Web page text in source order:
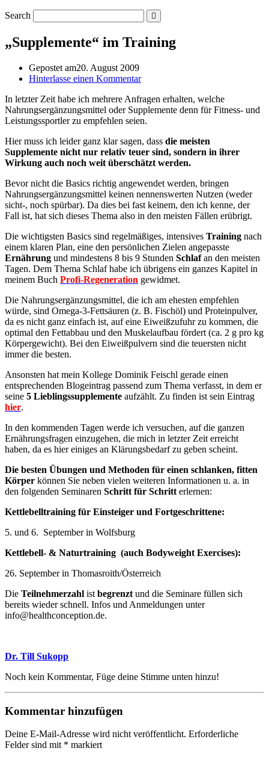
Search
„Supplemente“ im Training
Gepostet am20. August 2009
Hinterlasse einen Kommentar
In letzter Zeit habe ich mehrere Anfragen erhalten, welche
Nahrungsergänzungsmittel oder Supplemente denn für Fitness- und
Leistungssportler zu empfehlen seien.
Hier muss ich leider ganz klar sagen, dass die meisten
Supplemente nicht nur relativ teuer sind, sondern in ihrer
Wirkung auch noch weit überschätzt werden.
Bevor nicht die Basics richtig angewendet werden, bringen
Nahrungsergänzungsmittel keinen nennenswerten Nutzen (weder
sicht-, noch spürbar). Da dies bei fast keinem, den ich kenne, der
Fall ist, hat sich dieses Thema also in den meisten Fällen erübrigt.
Die wichtigsten Basics sind regelmäßiges, intensives Training nach
einem klaren Plan, eine den persönlichen Zielen angepasste
Ernährung und mindestens 8 bis 9 Stunden Schlafan den meisten
Tagen. Dem Thema Schlaf habe ich übrigens ein ganzes Kapitel in
meinem Buch Profi-Regeneration gewidmet.
Die Nahrungsergänzungsmittel, die ich am ehesten empfehlen
würde, sind Omega-3-Fettsäuren (z. B. Fischöl) und Proteinpulver,
da es nicht ganz einfach ist, auf eine Eiweißzufuhr zu kommen, die
optimal den Fettabbau und den Muskelaufbau fördert (ca. 2 g pro kg
Körpergewicht). Bei den Eiweißpulvern sind die teuersten nicht
immer die besten.
Ansonsten hat mein Kollege Dominik Feischl gerade einen
entsprechenden Blogeintrag passend zum Thema verfasst, in dem er
seine 5 Lieblingssupplemente aufzählt. Zu finden ist sein Eintrag
hier.
In den kommenden Tagen werde ich versuchen, auf die ganzen
Ernährungsfragen einzugehen, die mich in letzter Zeit erreicht
haben, da es hier einiges an Klärungsbedarf zu geben scheint.
Die besten Übungen und Methoden für einen schlanken, fitten
Körper können Sie neben vielen weiteren Informationen u. a. in
den folgenden Seminaren Schritt für Schritt erlernen:
Kettlebelltraining für Einsteiger und Fortgeschrittene:
5. und 6. September in Wolfsburg
Kettlebell- & Naturtraining (auch Bodyweight Exercises):
26. September in Thomasroith/Österreich
Die Teilnehmerzahl ist begrenzt und die Seminare füllen sich
bereits wieder schnell. Infos und Anmeldungen unter
info@healthconception.de.
Dr. Till Sukopp
Noch kein Kommentar, Füge deine Stimme unten hinzu!
Kommentar hinzufügen
Deine E-Mail-Adresse wird nicht veröffentlicht. Erforderliche
Felder sind mit * markiert